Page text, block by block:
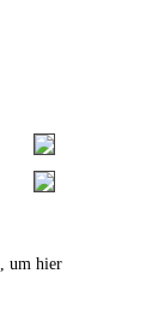
, um hier